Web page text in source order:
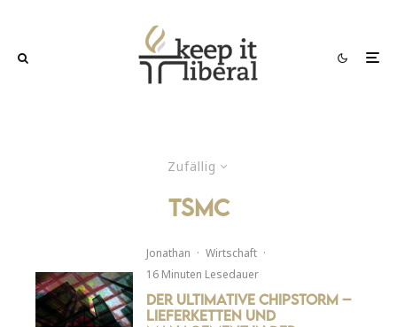
Zufällig
TSMC
Jonathan · Wirtschaft ·
16 Minuten Lesedauer
Der ultimative Chipstorm –
Lieferketten und